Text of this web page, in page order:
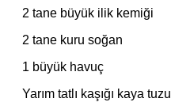
2 tane büyük ilik kemiği
2 tane kuru soğan
1 büyük havuç
Yarım tatlı kaşığı kaya tuzu